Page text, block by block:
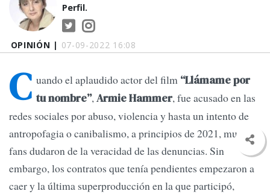
OPINIÓN | 07-09-2022 16:08
Perfil.
C uando el aplaudido actor del film “Llámame por
tu nombre”,Armie Hammer, fue acusado en las
redes sociales por abuso, violencia y hasta un intento de
antropofagia o canibalismo, a principios de 2021, muchos
fans dudaron de la veracidad de las denuncias. Sin
embargo, los contratos que tenía pendientes empezaron a
caer y la última superproducción en la que participó,